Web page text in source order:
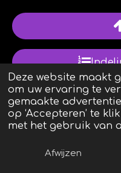
Deze website maakt
om uw ervaring te
gemaakte
op ‘Accepteren’ te
met het gebruik van
Afwijzen Volg
Kaart